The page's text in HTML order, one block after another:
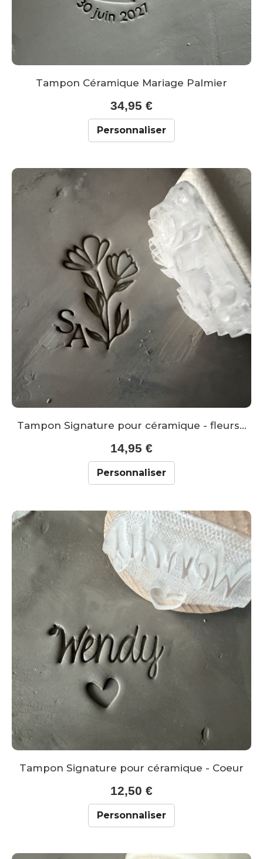
Tampon Céramique Mariage Palmier
34,95 €
Personnaliser
Tampon Signature pour céramique - fleurs...
14,95 €
Personnaliser
Tampon Signature pour céramique - Coeur
12,50 €
Personnaliser